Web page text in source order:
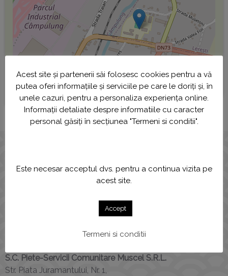
, © OpenStreetMap contributors
S.C. Piete-Servicii Comunitare Muscel S.R.L.
Str. Piata Juramantului, Nr. 1,
Acest site și partenerii săi folosesc cookies pentru a vă
putea oferi informațiile și serviciile pe care le doriți și, în
unele cazuri, pentru a personaliza experiența online.
Informații detaliate despre informatiile cu caracter
personal găsiți în secțiunea "Termeni si conditii".
Este necesar acceptul dvs. pentru a continua vizita pe
acest site.
Accept
Termeni si conditii